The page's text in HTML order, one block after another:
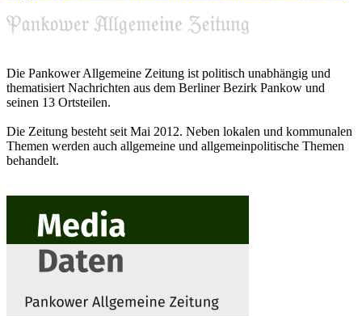
Die Pankower Allgemeine Zeitung ist politisch unabhängig und
thematisiert Nachrichten aus dem Berliner Bezirk Pankow und
seinen 13 Ortsteilen.
Die Zeitung besteht seit Mai 2012. Neben lokalen und kommunalen
Themen werden auch allgemeine und allgemeinpolitische Themen
behandelt.